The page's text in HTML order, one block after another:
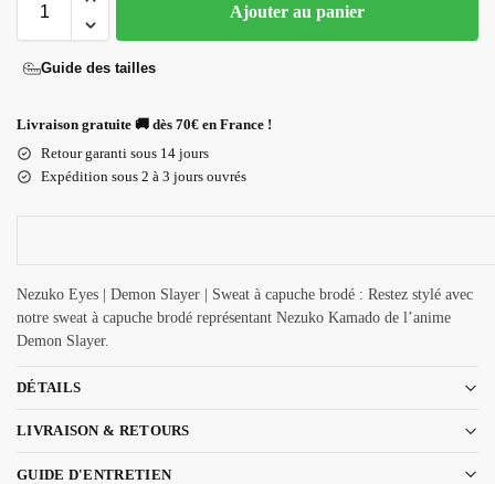
Ajouter au panier
Guide des tailles
Livraison gratuite 🚚 dès 70€ en France !
Retour garanti sous 14 jours
Expédition sous 2 à 3 jours ouvrés
Nezuko Eyes | Demon Slayer | Sweat à capuche brodé : Restez stylé avec
notre sweat à capuche brodé représentant Nezuko Kamado de l’anime
Demon Slayer.
DÉTAILS
LIVRAISON & RETOURS
GUIDE D'ENTRETIEN